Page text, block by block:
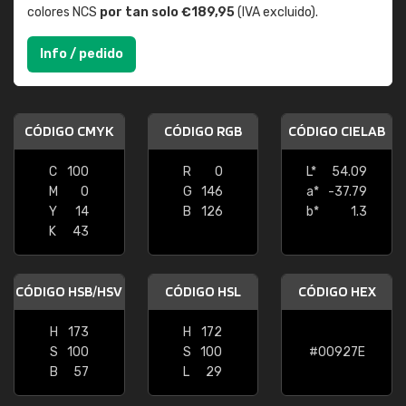
colores NCS por tan solo €189,95(IVA excluido).
Info / pedido
CÓDIGO CMYK
C
100
M
0
Y
14
K
43
CÓDIGO RGB
R
0
G
146
B
126
CÓDIGO CIELAB
L*
54.09
a*
-37.79
b*
1.3
CÓDIGO HSB/HSV
H
173
S
100
B
57
CÓDIGO HSL
H
172
S
100
L
29
CÓDIGO HEX
#00927E